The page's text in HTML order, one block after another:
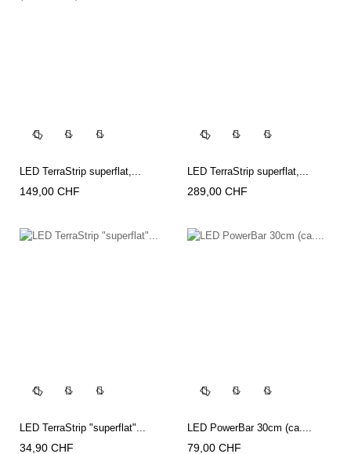
 
LED TerraStrip superflat,...
Preis
149,00 CHF
 
LED TerraStrip superflat,...
Preis
289,00 CHF
 
LED TerraStrip "superflat"...
Preis
34,90 CHF
 
LED PowerBar 30cm (ca....
Preis
79,00 CHF